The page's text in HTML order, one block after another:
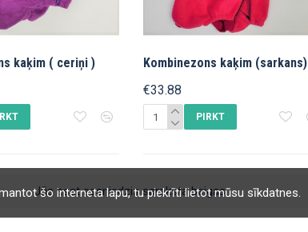
kaķim ( ceriņi )
Kombinezons kaķim (sarkans)
€33.88
PIRKT
Jūs esat sasniedzis saraksta beigas.
šo interneta lapu, tu piekrīti lietot mūsu sīkdatnes.